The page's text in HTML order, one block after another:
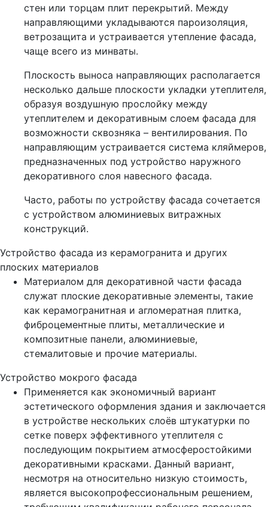
стен или торцам плит перекрытий. Между
направляющими укладываются пароизоляция,
ветрозащита и устраивается утепление фасада,
чаще всего из минваты.
Плоскость выноса направляющих располагается
несколько дальше плоскости укладки утеплителя,
образуя воздушную прослойку между
утеплителем и декоративным слоем фасада для
возможности сквозняка – вентилирования. По
направляющим устраивается система кляймеров,
предназначенных под устройство наружного
декоративного слоя навесного фасада.
Часто, работы по устройству фасада сочетается
с устройством алюминиевых витражных
конструкций.
Устройство фасада из керамогранита и других
плоских материалов
Материалом для декоративной части фасада
служат плоские декоративные элементы, такие
как керамогранитная и агломератная плитка,
фиброцементные плиты, металлические и
композитные панели, алюминиевые,
стемалитовые и прочие материалы.
Устройство мокрого фасада
Применяется как экономичный вариант
эстетического оформления здания и заключается
в устройстве нескольких слоёв штукатурки по
сетке поверх эффективного утеплителя с
последующим покрытием атмосферостойкими
декоративными красками. Данный вариант,
несмотря на относительно низкую стоимость,
является высокопрофессиональным решением,